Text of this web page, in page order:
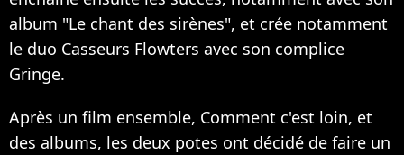
album "Le chant des sirènes", et crée notamment
le duo Casseurs Flowters avec son complice
Gringe.
Après un film ensemble, Comment c'est loin, et
des albums, les deux potes ont décidé de faire un